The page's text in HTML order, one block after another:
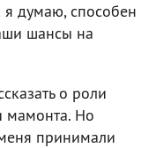
я думаю, способен
шансы на
о роли
мамонта. Но
принимали